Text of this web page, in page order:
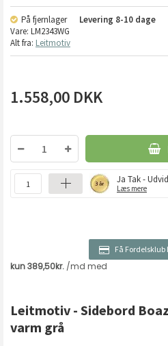
På fjernlager Levering 8-10 dage
Vare: LM2343WG
Alt fra: Leitmotiv
1.558,00 DKK
Ja Tak -
Læs mere
Få Fordelsklub
Leitmotiv - Sidebord
varm grå